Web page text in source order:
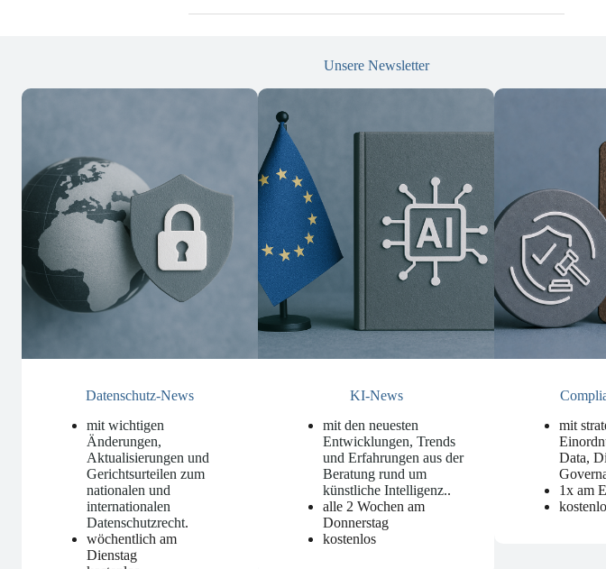
Unsere Newsletter
Datenschutz-News
mit wichtigen
Änderungen,
Aktualisierungen und
Gerichtsurteilen zum
nationalen und
internationalen
Datenschutzrecht.
wöchentlich am
Dienstag
KI-News
mit den neuesten
Entwicklungen, Trends
und Erfahrungen aus der
Beratung rund um
künstliche Intelligenz..
alle 2 Wochen am
Donnerstag
kostenlos
mit
Data,
1x am